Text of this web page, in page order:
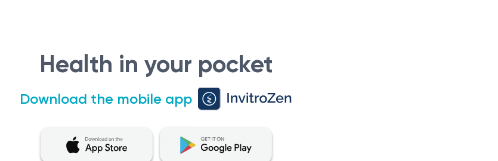
Health in your pocket
Download the mobile app